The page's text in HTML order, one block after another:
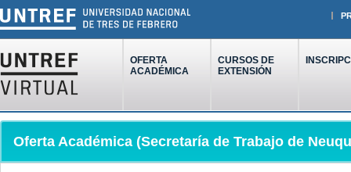
OFERTA
ACADÉMICA
CURSOS DE
EXTENSIÓN
Oferta Académica (Secretaría de Trabajo de